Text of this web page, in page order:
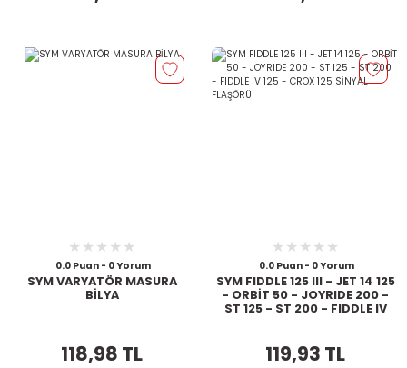
0.0 Puan - 0 Yorum
SYM VARYATÖR MASURA
BİLYA
118,98 TL
0.0 Puan - 0 Yorum
SYM FIDDLE 125 III - JET 14 125
- ORBİT 50 - JOYRIDE 200 -
ST 125 - ST 200 - FIDDLE IV
119,93 TL